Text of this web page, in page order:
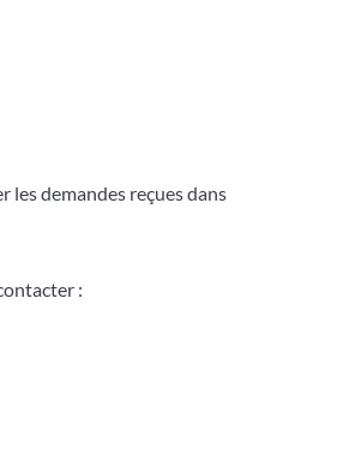
les demandes reçues dans
: